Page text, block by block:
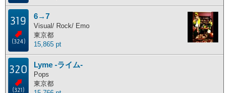
319
(324)
6→7
Visual/ Rock/ Emo
東京都
15,865 pt
320
(321)
Lyme -ライム-
Pops
東京都